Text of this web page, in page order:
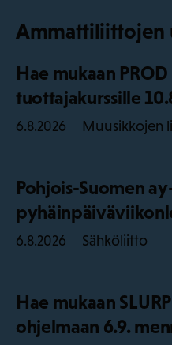
Ammattiliittojen
Hae mukaan PROD
tuottajakurssille
6.8.2026 Muusikkojen
Pohjois-Suomen
6.8.2026 Sähköliitto
Hae mukaan
ohjelmaan 6.9.